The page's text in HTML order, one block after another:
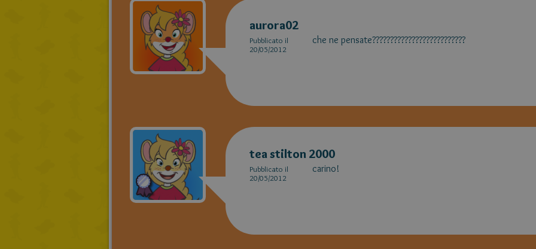
aurora02
Pubblicato il
20/05/2012
che ne pensate??????????????????????????
tea stilton 2000
Pubblicato il
20/05/2012
carino!